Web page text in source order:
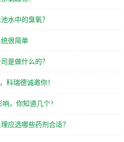
水中的臭氧？
很简单
是做什么的？
科瑞德诚邀你！
，你知道几个?
应选哪些药剂合适？